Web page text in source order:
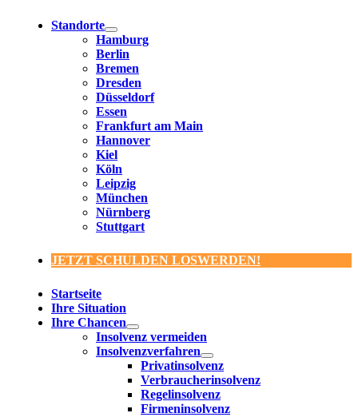
Standorte
Hamburg
Berlin
Bremen
Dresden
Düsseldorf
Essen
Frankfurt am Main
Hannover
Kiel
Köln
Leipzig
München
Nürnberg
Stuttgart
JETZT SCHULDEN LOSWERDEN!
Startseite
Ihre Situation
Ihre Chancen
Insolvenz vermeiden
Insolvenzverfahren
Privatinsolvenz
Verbraucherinsolvenz
Regelinsolvenz
Firmeninsolvenz